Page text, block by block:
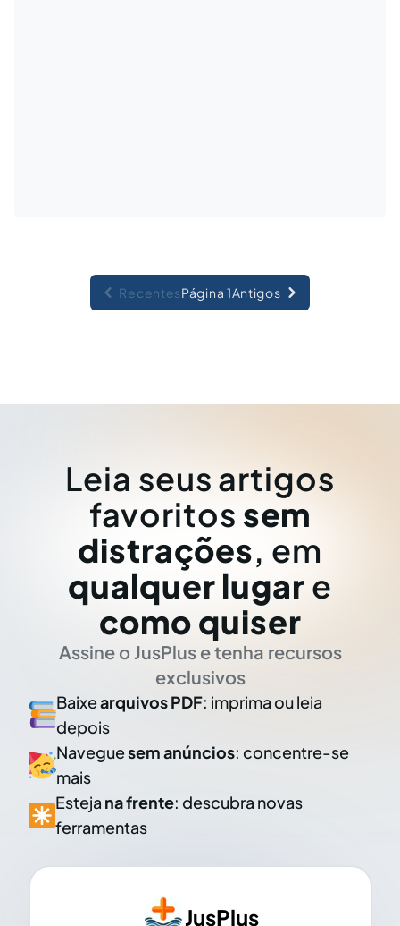
RecentesPágina 1Antigos
Leia seus artigos
favoritos sem
distrações, em
qualquer lugar e
como quiser
Assine o JusPlus e tenha recursos
exclusivos
Baixearquivos PDF: imprima ou leia
depois
Naveguesem anúncios: concentre-se
mais
Esteja na frente: descubra novas
ferramentas
JusPlus